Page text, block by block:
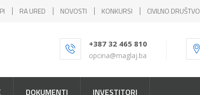
RA URED NOVOSTI KONKURSI CIVILNO DRUŠTVO
+387 32 465 810
opcina@maglaj.ba
DOKUMENTI INVESTITORI